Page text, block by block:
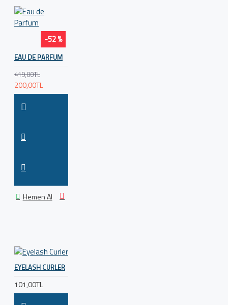
-52 %
EAU DE PARFUM
419,00TL
200,00TL
Hemen Al
EYELASH CURLER
101,00TL